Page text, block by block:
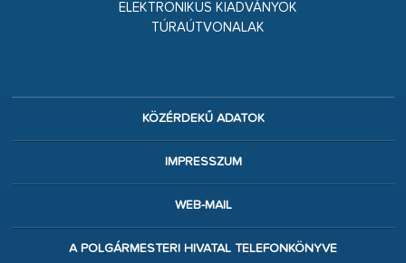
ELEKTRONIKUS KIADVÁNYOK
TÚRAÚTVONALAK
KÖZÉRDEKŰ ADATOK
IMPRESSZUM
WEB-MAIL
A POLGÁRMESTERI HIVATAL TELEFONKÖNYVE